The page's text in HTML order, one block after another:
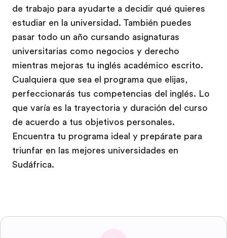
de trabajo para ayudarte a decidir qué quieres
estudiar en la universidad. También puedes
pasar todo un año cursando asignaturas
universitarias como negocios y derecho
mientras mejoras tu inglés académico escrito.
Cualquiera que sea el programa que elijas,
perfeccionarás tus competencias del inglés. Lo
que varía es la trayectoria y duración del curso
de acuerdo a tus objetivos personales.
Encuentra tu programa ideal y prepárate para
triunfar en las mejores universidades en
Sudáfrica.